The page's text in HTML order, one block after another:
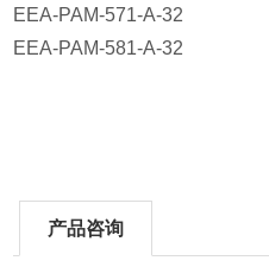
EEA-PAM-571-A-32
EEA-PAM-581-A-32
产品咨询